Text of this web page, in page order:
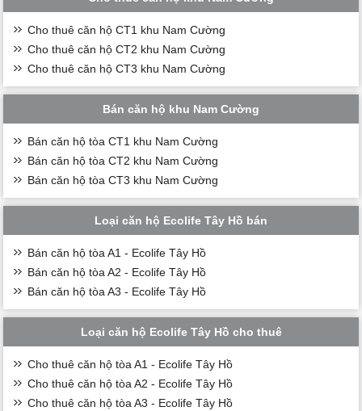
Cho thuê căn hộ CT1 khu Nam Cường
Cho thuê căn hộ CT2 khu Nam Cường
Cho thuê căn hộ CT3 khu Nam Cường
Bán căn hộ khu Nam Cường
Bán căn hộ tòa CT1 khu Nam Cường
Bán căn hộ tòa CT2 khu Nam Cường
Bán căn hộ tòa CT3 khu Nam Cường
Loại căn hộ Ecolife Tây Hồ bán
Bán căn hộ tòa A1 - Ecolife Tây Hồ
Bán căn hộ tòa A2 - Ecolife Tây Hồ
Bán căn hộ tòa A3 - Ecolife Tây Hồ
Loại căn hộ Ecolife Tây Hồ cho thuê
Cho thuê căn hộ tòa A1 - Ecolife Tây Hồ
Cho thuê căn hộ tòa A2 - Ecolife Tây Hồ
Cho thuê căn hộ tòa A3 - Ecolife Tây Hồ